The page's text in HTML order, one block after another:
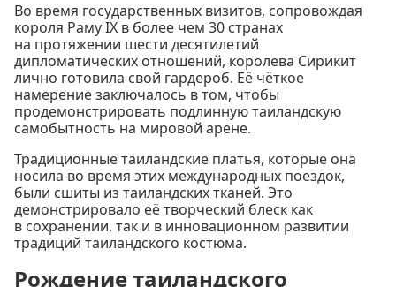
Во время государственных визитов, сопровождая
короля Раму IX в более чем 30 странах
на протяжении шести десятилетий
дипломатических отношений, королева Сирикит
лично готовила свой гардероб. Её чёткое
намерение заключалось в том, чтобы
продемонстрировать подлинную таиландскую
самобытность на мировой арене.
Традиционные таиландские платья, которые она
носила во время этих международных поездок,
были сшиты из таиландских тканей. Это
демонстрировало её творческий блеск как
в сохранении, так и в инновационном развитии
традиций таиландского костюма.
Рождение таиландского